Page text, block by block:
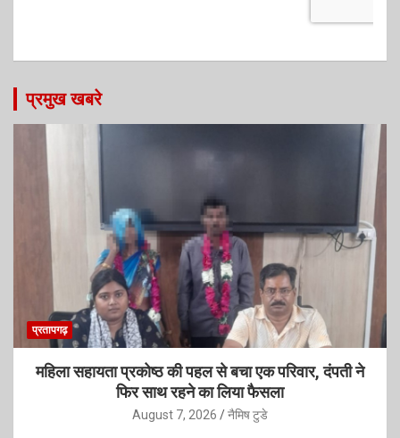
प्रमुख खबरे
प्रतापगढ़
महिला सहायता प्रकोष्ठ की पहल से बचा एक परिवार, दंपती ने
फिर साथ रहने का लिया फैसला
August 7, 2026 नैमिष टुडे